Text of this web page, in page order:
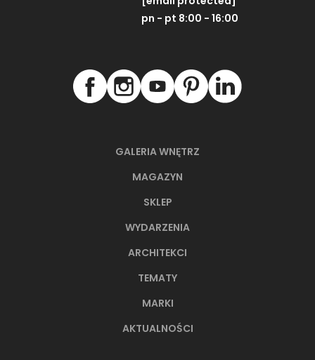
GALERIA WNĘTRZ
MAGAZYN
SKLEP
WYDARZENIA
ARCHITEKCI
TEMATY
MARKI
AKTUALNOŚCI
pn - pt 8:00 - 16:00